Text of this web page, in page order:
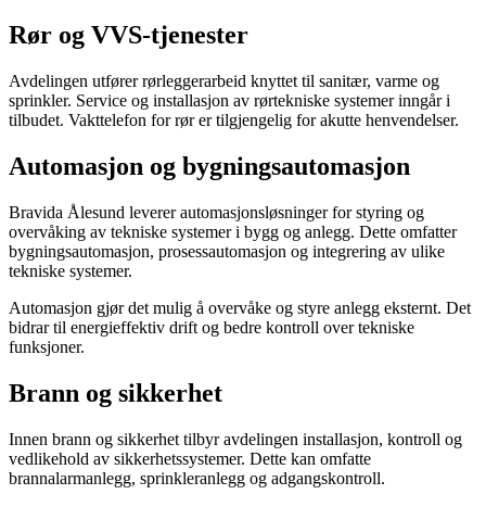
Rør og VVS-tjenester
Avdelingen utfører rørleggerarbeid knyttet til sanitær, varme og
sprinkler. Service og installasjon av rørtekniske systemer inngår i
tilbudet. Vakttelefon for rør er tilgjengelig for akutte henvendelser.
Automasjon og bygningsautomasjon
Bravida Ålesund leverer automasjonsløsninger for styring og
overvåking av tekniske systemer i bygg og anlegg. Dette omfatter
bygningsautomasjon, prosessautomasjon og integrering av ulike
tekniske systemer.
Automasjon gjør det mulig å overvåke og styre anlegg eksternt. Det
bidrar til energieffektiv drift og bedre kontroll over tekniske
funksjoner.
Brann og sikkerhet
Innen brann og sikkerhet tilbyr avdelingen installasjon, kontroll og
vedlikehold av sikkerhetssystemer. Dette kan omfatte
brannalarmanlegg, sprinkleranlegg og adgangskontroll.